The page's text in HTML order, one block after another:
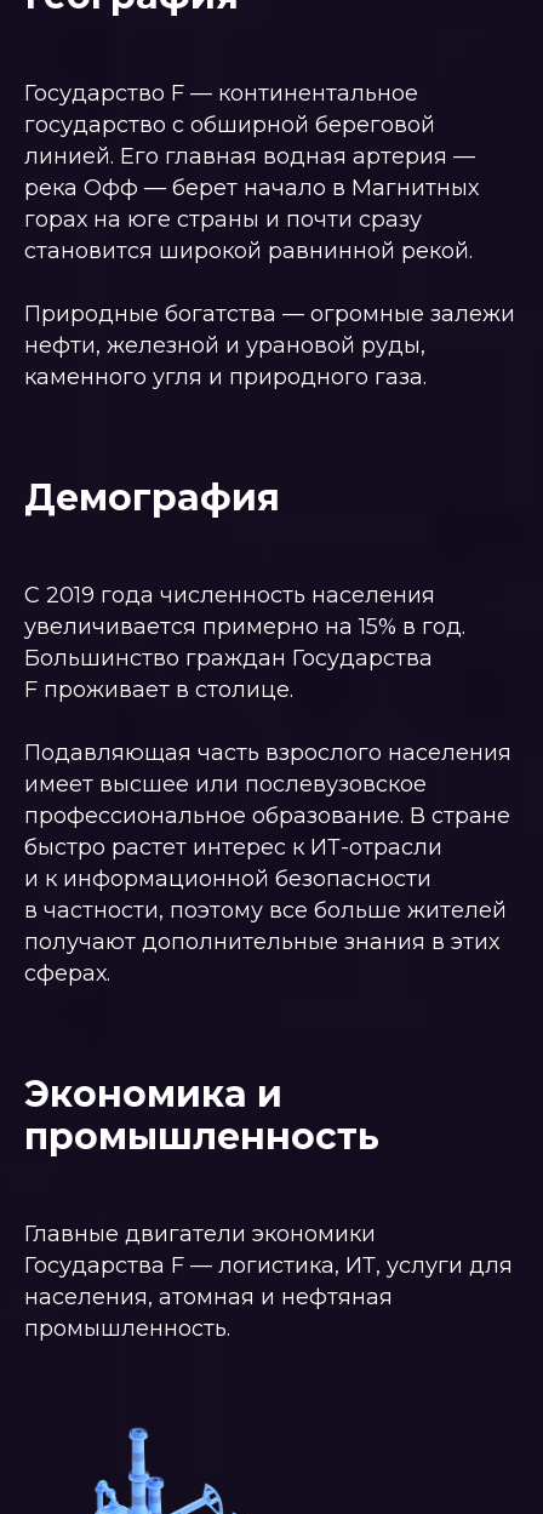
Государство F — континентальное
государство с обширной береговой
линией. Его главная водная артерия —
река Офф — берет начало в Магнитных
горах на юге страны и почти сразу
становится широкой равнинной рекой.
Природные богатства — огромные залежи
нефти, железной и урановой руды,
каменного угля и природного газа.
Демография
С 2019 года численность населения
увеличивается примерно на 15% в год.
Большинство граждан Государства
F проживает в столице.
Подавляющая часть взрослого населения
имеет высшее или послевузовское
профессиональное образование. В стране
быстро растет интерес к ИТ-отрасли
и к информационной безопасности
в частности, поэтому все больше жителей
получают дополнительные знания в этих
сферах.
Экономика и
промышленность
Главные двигатели экономики
Государства F — логистика, ИТ, услуги для
населения, атомная и нефтяная
промышленность.